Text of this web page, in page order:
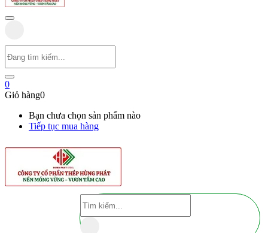
0
Giỏ hàng0
Bạn chưa chọn sản phẩm nào
Tiếp tục mua hàng